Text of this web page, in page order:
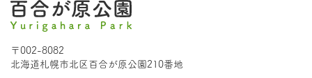
〒002-8082
北海道札幌市北区百合が原公園210番地